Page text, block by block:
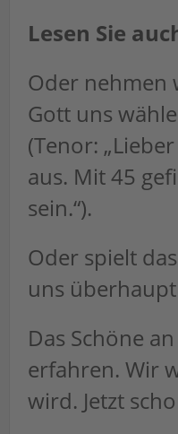
Lesen Sie
Oder nehmen
Gott uns
(Tenor:
aus. Mit 45
sein.“).
Oder spielt
uns
Das Schöne
erfahren. Wir
wird. Jetzt